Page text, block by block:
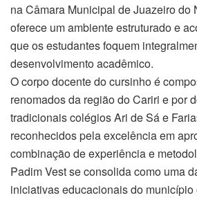
na Câmara Municipal de Juazeiro do
oferece um ambiente estruturado e
que os estudantes foquem
desenvolvimento acadêmico.
O corpo docente do cursinho é
renomados da região do Cariri e por
tradicionais colégios Ari de Sá e
reconhecidos pela excelência em
combinação de experiência e
Padim Vest se consolida como uma
iniciativas educacionais do município